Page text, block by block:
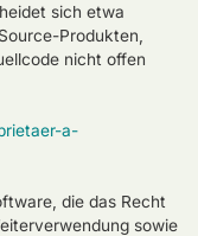
sich etwa
Produkten,
nicht offen
a-
die das Recht
sowie